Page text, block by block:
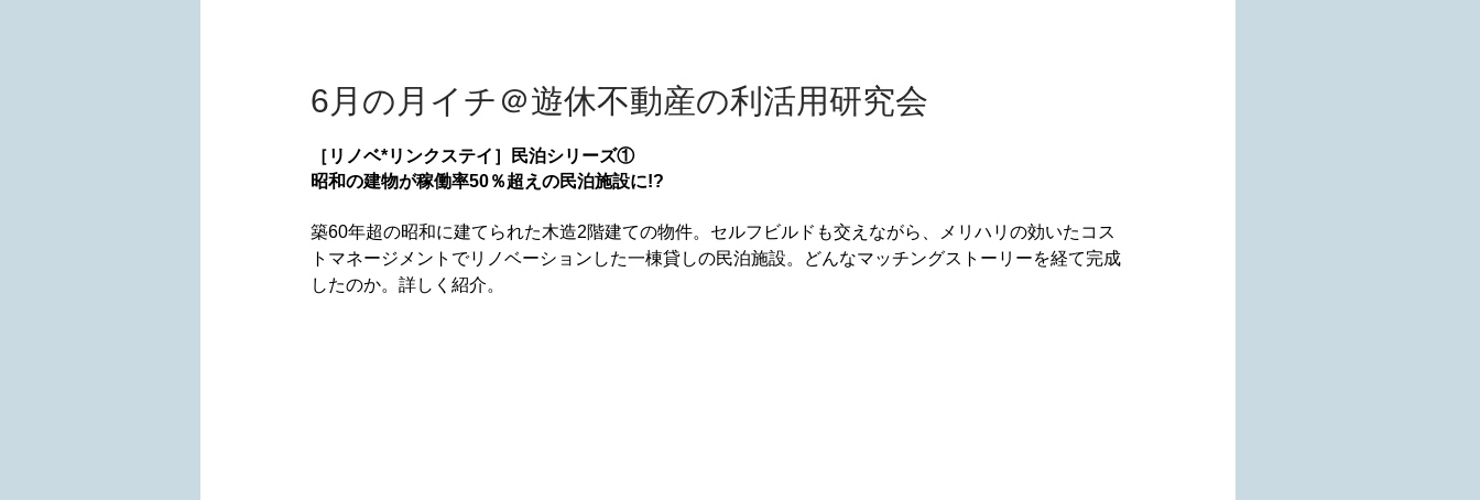
6月の月イチ＠遊休不動産の利活用研究会
［リノベ*リンクステイ］民泊シリーズ①
昭和の建物が稼働率50％超えの民泊施設に!?
築60年超の昭和に建てられた木造2階建ての物件。セルフビルドも交えながら、メリハリの効いたコス
トマネージメントでリノベーションした一棟貸しの民泊施設。どんなマッチングストーリーを経て完成
したのか。詳しく紹介。